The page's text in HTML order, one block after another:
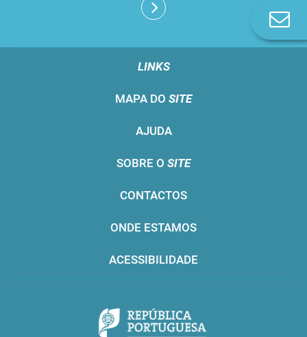
LINKS
MAPA DO SITE
AJUDA
SOBRE O SITE
CONTACTOS
ONDE ESTAMOS
ACESSIBILIDADE